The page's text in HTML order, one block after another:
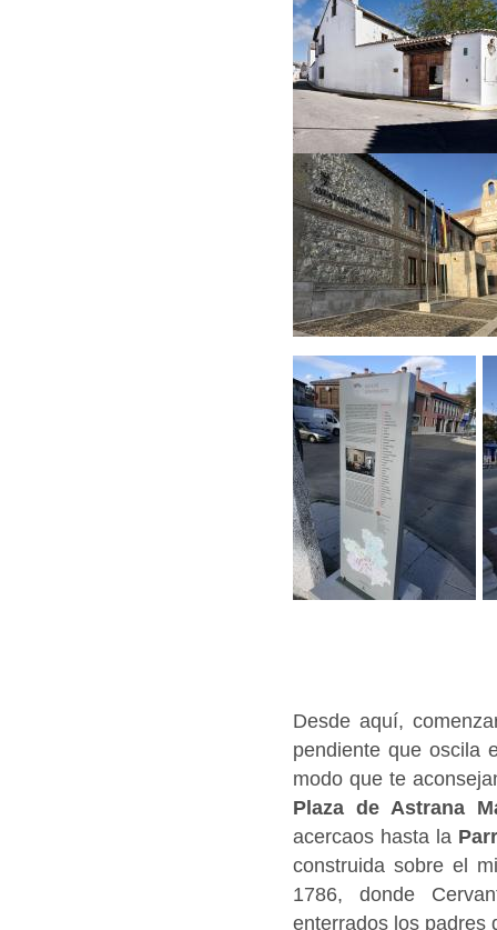
Desde aquí,
pendiente que oscila
modo que te
Plaza de Astrana
acercaos hasta la
construida sobre el
1786, donde
enterrados los padres